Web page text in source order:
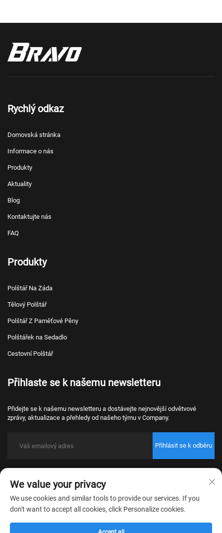
Rychlý odkaz
Domovská stránka
Informace o nás
Produkty
Aktuality
Blog
Kontaktujte nás
FAQ
Produkty
Polštář Na Záda
Tělový Polštář
Polštář Z Paměťové Pěny
Polštářek na Sedadlo
Cestovní Polštář
Přihlaste se k našemu newsletteru
Přidejte se k našemu newsletteru a dostávejte nejnovější odvětvové
zprávy, aktualizace a přehledy od našeho týmu v Company.
Přihlásit se k odběru
práva vyhrazena.
Zásady ochrany osobních údajů
We value your privacy
We use cookies and similar tools to provide our services. If you
don't want to accept all cookies, click Personalize cookies.